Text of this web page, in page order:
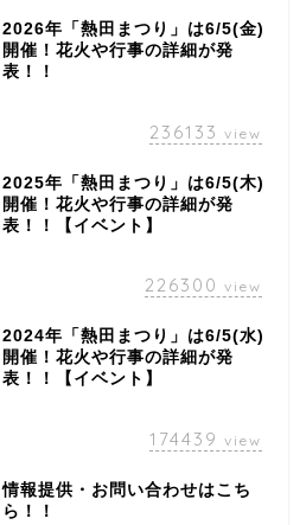
2026年「熱田まつり」は6/5(金)
開催！花火や行事の詳細が発
表！！
236133 view
2025年「熱田まつり」は6/5(木)
開催！花火や行事の詳細が発
表！！【イベント】
226300 view
2024年「熱田まつり」は6/5(水)
開催！花火や行事の詳細が発
表！！【イベント】
174439 view
情報提供・お問い合わせはこち
ら！！